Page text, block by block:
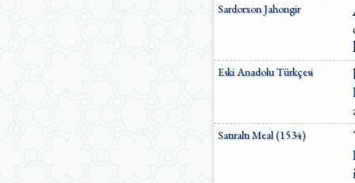
Sardorxon Jahongir
Eski Anadolu Türkçesi
Satıraltı Meal (1534)